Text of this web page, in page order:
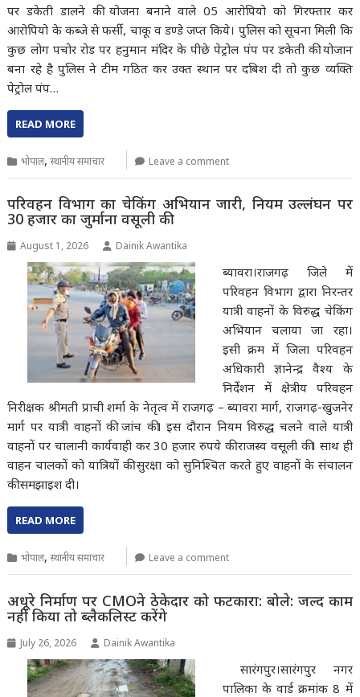
पर डकेती डालने की योजना बनाने वाले 05 आरोपियो को गिरफ्तार कर
आरोपियो के कब्जे से फर्सी, चाकू व डण्डे जप्त किये। पुलिस को सूचना मिली कि
कुछ लोग पचोर रोड पर हनुमान मंदिर के पीछे पेट्रोल पंप पर डकेती की योजान
बना रहे है पुलिस ने टीम गठित कर उक्त स्थान पर दबिश दी तो कुछ व्यक्ति
पेट्रोल पंप…
READ MORE
भोपाल,स्थानीय समाचार Leave a comment
परिवहन विभाग का चेकिंग अभियान जारी, नियम उल्लंघन पर
30 हजार का जुर्माना वसूली की
August 1, 2026 Dainik Awantika
ब्यावरा।राजगढ़ जिले में
परिवहन विभाग द्वारा निरन्तर
यात्री वाहनों के विरुद्ध चेकिंग
अभियान चलाया जा रहा।
इसी क्रम में जिला परिवहन
अधिकारी ज्ञानेन्द्र वैश्य के
निर्देशन में क्षेत्रीय परिवहन
निरीक्षक श्रीमती प्राची शर्मा के नेतृत्व में राजगढ़ – ब्यावरा मार्ग, राजगढ़-खुजनेर
मार्ग पर यात्री वाहनों की जांच की। इस दौरान नियम विरुद्ध चलने वाले यात्री
वाहनों पर चालानी कार्यवाही कर 30 हजार रुपये की राजस्व वसूली की। साथ ही
वाहन चालकों को यात्रियों की सुरक्षा को सुनिश्चित करते हुए वाहनों के संचालन
की समझाइश दी।
READ MORE
भोपाल,स्थानीय समाचार Leave a comment
अधूरे निर्माण पर CMOने ठेकेदार को फटकारा: बोले: जल्द काम
नहीं किया तो ब्लैकलिस्ट करेंगे
July 26, 2026 Dainik Awantika
सारंगपुर।सारंगपुर नगर
पालिका के वार्ड क्रमांक 8 में